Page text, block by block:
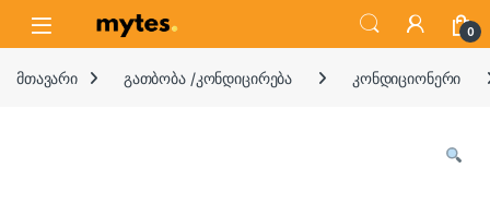
Open 0
მთავარი გათბობა /კონდიცირება კონდიციონერი